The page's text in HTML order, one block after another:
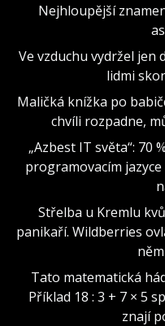
Nejhloupější
Ve vzduchu vydržel jen
lidmi
Maličká knížka po
chvíli rozpadne,
„Azbest IT světa“: 70
programovacím
Střelba u Kremlu
panikaří. Wildberries
Tato matematická
Příklad 18 : 3 + 7 × 5
znají